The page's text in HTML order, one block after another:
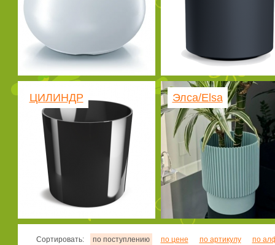
ЦИЛИНДР Элса/Elsa
Сортировать: по поступлению по цене по артикулу по